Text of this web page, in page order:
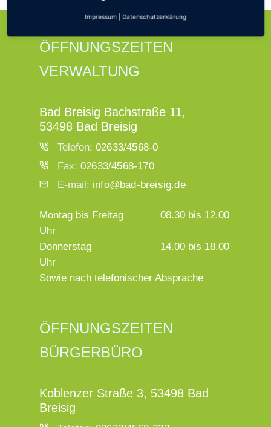
ÖFFNUNGSZEITEN
VERWALTUNG
Bad Breisig Bachstraße 11,
53498 Bad Breisig
Telefon: 02633/4568-0
Fax: 02633/4568-170
E-mail: info@bad-breisig.de
Montag bis Freitag
08.30 bis 12.00
Uhr
Donnerstag
14.00 bis 18.00
Uhr
Sowie nach telefonischer Absprache
ÖFFNUNGSZEITEN
BÜRGERBÜRO
Koblenzer Straße 3, 53498 Bad
Breisig
Impressum Datenschutzerklärung